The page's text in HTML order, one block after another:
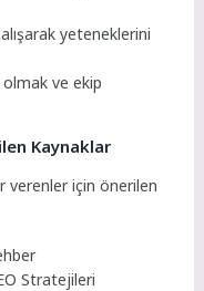
yeteneklerini
ve ekip
Kaynaklar
verenler için önerilen
Stratejileri